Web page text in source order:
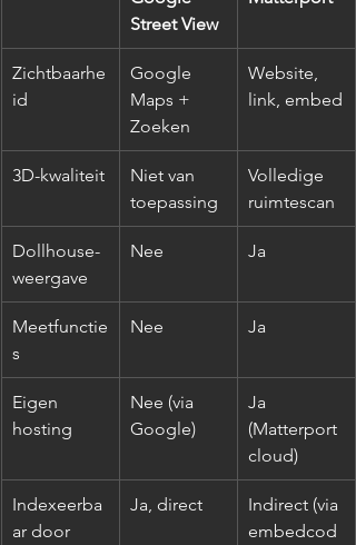
Street View
Zichtbaarhe
id
Google
Maps +
Zoeken
Website,
link, embed
3D-kwaliteit
Niet van
toepassing
Volledige
ruimtescan
Dollhouse-
weergave
Nee Ja
Meetfunctie
s
Nee Ja
Eigen
hosting
Nee (via
Google)
Ja
(Matterport
cloud)
Indexeerba
ar door
Ja, direct
Indirect (via
embedcod